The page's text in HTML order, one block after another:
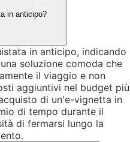
in anticipo?
in anticipo, indicando
soluzione comoda che
il viaggio e non
aggiuntivi nel budget più
di un'e-vignetta in
di tempo durante il
di fermarsi lungo la